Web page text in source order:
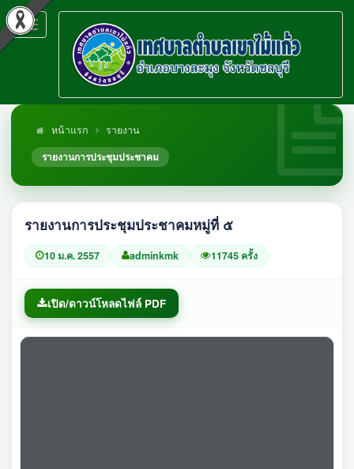
Toggle
navigation
หน้าแรก
รายงาน
รายงานการประชุมประชาคม
รายงานการประชุมประชาคมหมู่ที่ ๕
10 ม.ค. 2557 adminkmk 11745 ครั้ง
เปิด/ดาวน์โหลดไฟล์ PDF